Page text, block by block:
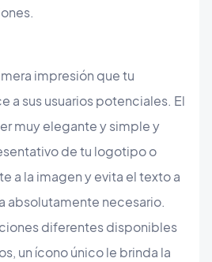
impresión que tu
a sus usuarios potenciales. El
muy elegante y simple y
de tu logotipo o
a la imagen y evita el texto a
absolutamente necesario.
diferentes disponibles
un ícono único le brinda la